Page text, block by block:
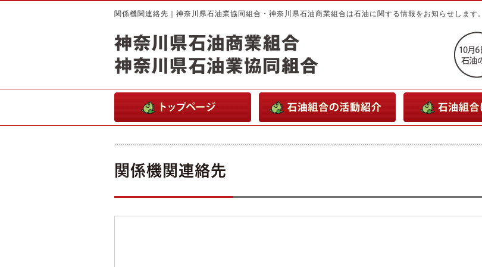
関係機関連絡先｜神奈川県石油業協同組合・神奈川県石油商業組合は石油に関する情報をお知らせします。
関係機関連絡先